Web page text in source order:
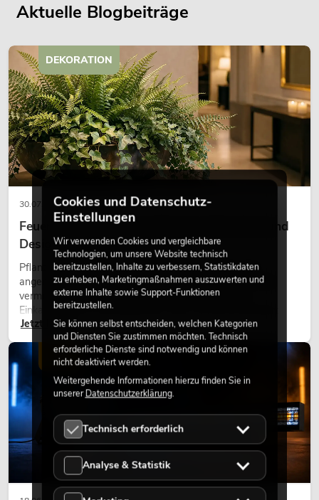
Aktuelle Blogbeiträge
30.07.2026
Feuerhemmende Kunstpflanzen: Sicherheit und
Design perfekt kombiniert
Pflanzen machen Räume lebendig. Sie schaffen eine
angenehme Atmosphäre, verbessern das Ambiente und
vermitteln Natürlichkeit. Ob in Hotels, Restaurants,
Einkaufszentren, Bürogebäuden oder auf Messeständen:
eine hochwertige Begrünung gehört heute längst zum
modernen Raumkonzept.
Jetzt lesen
DEKORATION
LICHT
Cookies und Datenschutz-
Einstellungen
Wir verwenden Cookies und vergleichbare
Technologien, um unsere Website technisch
bereitzustellen, Inhalte zu verbessern, Statistikdaten
zu erheben, Marketingmaßnahmen auszuwerten und
externe Inhalte sowie Support-Funktionen
bereitzustellen.
Sie können selbst entscheiden, welchen Kategorien
und Diensten Sie zustimmen möchten. Technisch
erforderliche Dienste sind notwendig und können
nicht deaktiviert werden.
Weitergehende Informationen hierzu finden Sie in
unsererDatenschutzerklärung.
Technisch erforderlich
Analyse & Statistik